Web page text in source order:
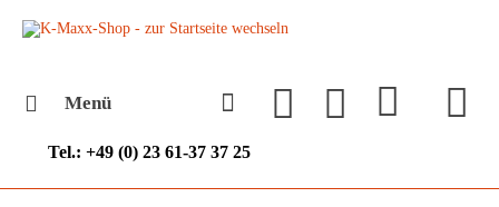
Tel.: +49 (0) 23 61-37 37 25
Menü